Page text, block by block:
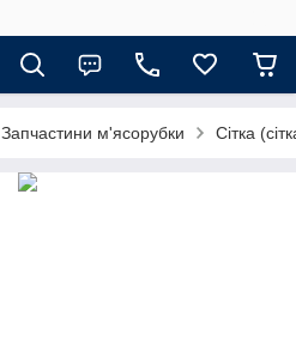
Запчастини м'ясорубки Сітка